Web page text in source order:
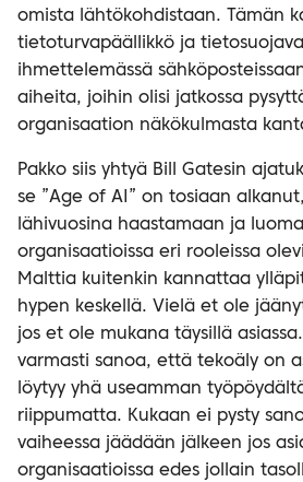
omista lähtökohdistaan. Tämän
tietoturvapäällikkö ja
ihmettelemässä
aiheita, joihin olisi jatkossa
organisaation näkökulmasta
Pakko siis yhtyä Bill Gatesin
se ”Age of AI” on tosiaan
lähivuosina haastamaan ja
organisaatioissa eri rooleissa
Malttia kuitenkin kannattaa
hypen keskellä. Vielä et ole
jos et ole mukana täysillä
varmasti sanoa, että tekoäly on
löytyy yhä useamman
riippumatta. Kukaan ei pysty
vaiheessa jäädään jälkeen jos
organisaatioissa edes jollain